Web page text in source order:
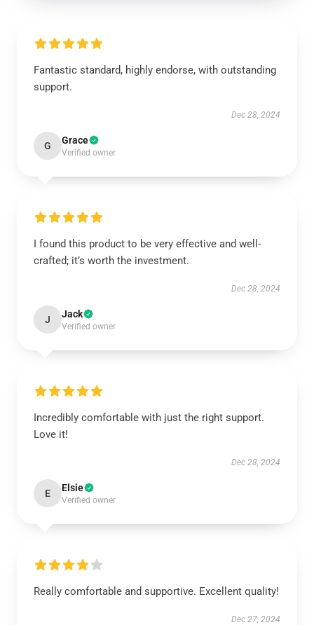
Fantastic standard, highly endorse, with outstanding
support.
Dec 28, 2024
G Grace
Verified owner
I found this product to be very effective and well-
crafted; it’s worth the investment.
Dec 28, 2024
J Jack
Verified owner
Incredibly comfortable with just the right support.
Love it!
Dec 28, 2024
E Elsie
Verified owner
Really comfortable and supportive. Excellent quality!
Dec 27, 2024